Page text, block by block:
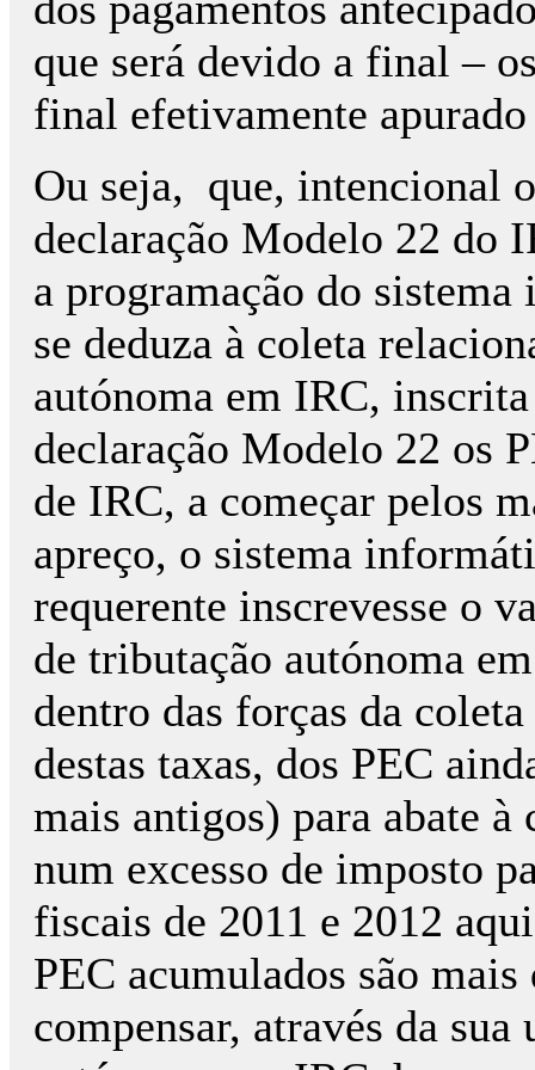
que será devido a final –
final efetivamente
Ou seja, que, intencional
declaração Modelo 22 do
a programação do
se deduza à coleta
autónoma em IRC,
declaração Modelo 22 os
de IRC, a começar pelos
apreço, o sistema
requerente inscrevesse o
de tributação autónoma
dentro das forças da
destas taxas, dos PEC
mais antigos) para abate
num excesso de imposto
fiscais de 2011 e 2012
PEC acumulados são
compensar, através da